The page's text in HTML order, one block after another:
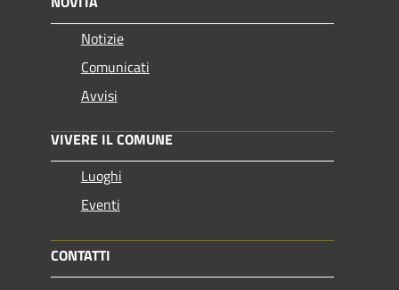
Notizie
Comunicati
Avvisi
VIVERE IL COMUNE
Luoghi
Eventi
CONTATTI